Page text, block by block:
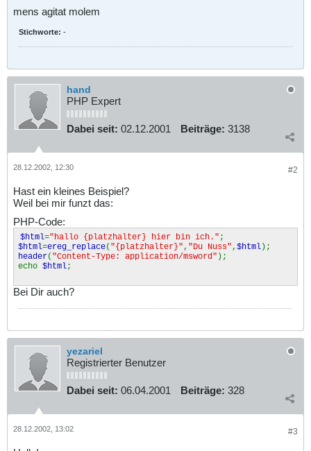
mens agitat molem
Stichworte: -
hand
PHP Expert
Dabei seit: 02.12.2001 Beiträge: 3138
#2
28.12.2002, 12:30
Hast ein kleines Beispiel?
Weil bei mir funzt das:
PHP-Code:
$html="hallo {platzhalter} hier bin ich." ;
$html=ereg_replace( "{platzhalter}" , "Du Nuss" , $html);
header( "Content-Type: application/msword" );
echo $html;
Bei Dir auch?
yezariel
Registrierter Benutzer
Dabei seit: 06.04.2001 Beiträge: 328
#3
28.12.2002, 13:02